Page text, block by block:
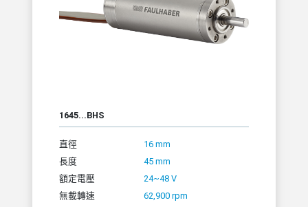
1645...BHS
直徑
16 mm
長度
45 mm
額定電壓
24~48 V
無載轉速
62,900 rpm